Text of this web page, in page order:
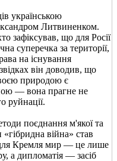
українською
Литвиненком.
зафіксував, що для Росії
суперечка за території,
на існування
він доводив, що
природою є
— вона прагне не
руйнації.
поєднання м'якої та
війна» став
Кремля мир — це лише
а дипломатія — засіб